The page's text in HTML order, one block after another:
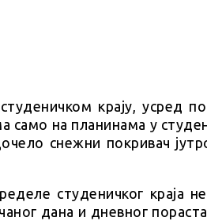
крају, усред
само на планинама у
снежни покривач
студеничког краја
дана и дневног